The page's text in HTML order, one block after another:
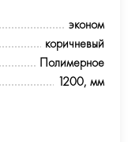
эконом
коричневый
Полимерное
1200, мм